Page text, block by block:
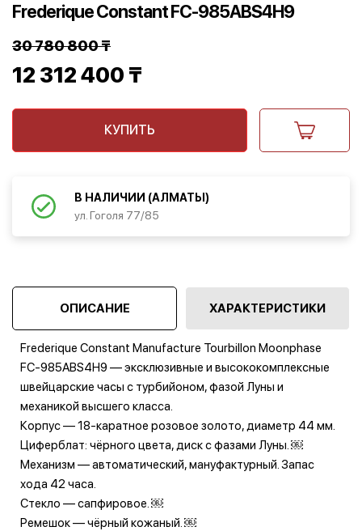
Frederique Constant FC-985ABS4H9
30 780 800₸
Первоначальная
цена
составляла
780
800 ₸.
12 312 400 ₸
Текущая
312
КУПИТЬ
В НАЛИЧИИ (АЛМАТЫ)
ул. Гоголя 77/85
ОПИСАНИЕ ХАРАКТЕРИСТИКИ
Frederique Constant Manufacture Tourbillon Moonphase
FC‑985ABS4H9 — эксклюзивные и высококомплексные
швейцарские часы с турбийоном, фазой Луны и
механикой высшего класса.
Корпус — 18‑каратное розовое золото, диаметр 44 мм.
Циферблат: чёрного цвета, диск с фазами Луны. ￼
Механизм — автоматический, мануфактурный. Запас
хода 42 часа.
Стекло — сапфировое. ￼
Ремешок — чёрный кожаный. ￼